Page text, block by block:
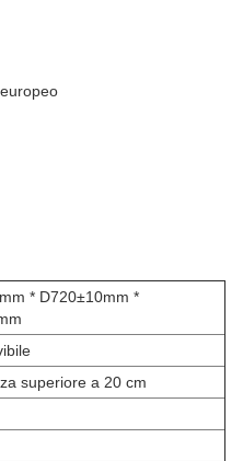
* D720±10mm *
superiore a 20 cm